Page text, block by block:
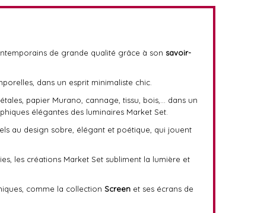
de grande qualité grâce à son savoir-
dans un esprit minimaliste chic.
papier Murano, cannage, tissu, bois,… dans un
élégantes des luminaires Market Set.
au design sobre, élégant et poétique, qui jouent
les créations Market Set subliment la lumière et
comme la collection Screen et ses écrans de